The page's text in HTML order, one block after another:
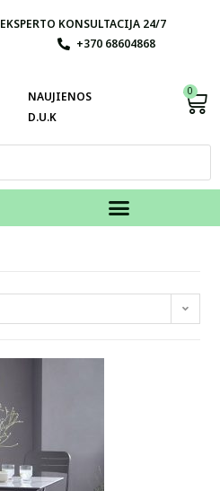
EKSPERTO KONSULTACIJA 24/7
+370 68604868
NAUJIENOS
D.U.K
0